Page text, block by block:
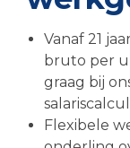
Vanaf 21
bruto per
graag bij
Flexibele